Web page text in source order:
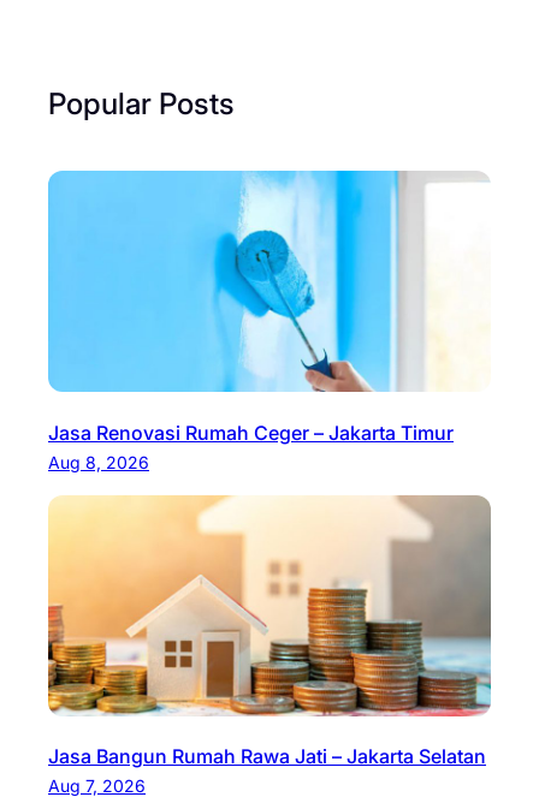
Popular Posts
Jasa Renovasi Rumah Ceger – Jakarta Timur
Aug 8, 2026
Jasa Bangun Rumah Rawa Jati – Jakarta Selatan
Aug 7, 2026